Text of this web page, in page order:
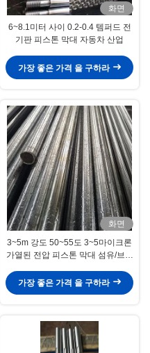
화면
6~8.1미터 사이 0.2-0.4 템퍼드 전
기판 피스톤 막대 자동차 산업
가장 좋은 가격 을 구하라
화면
3~5m 강도 50~55도 3~5마이크론
가열된 전압 피스톤 막대 섬유/브러
가장 좋은 가격 을 구하라